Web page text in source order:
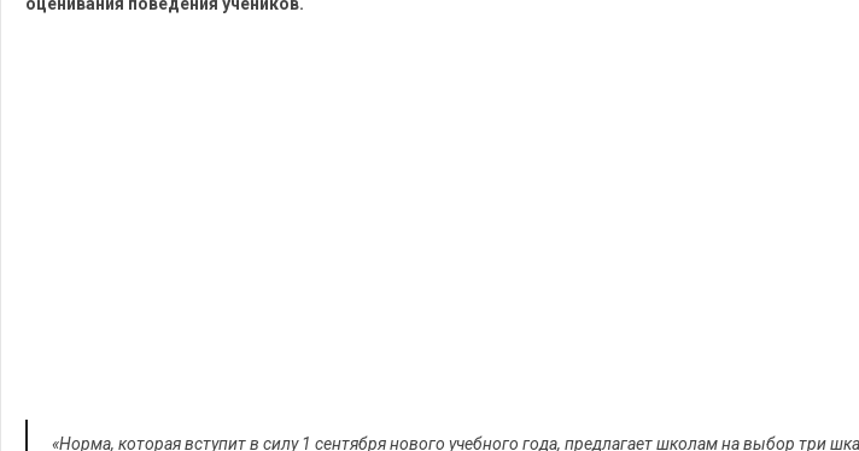
«Норма, которая вступит в силу 1 сентября нового учебного года, предлагает школам на выбор три